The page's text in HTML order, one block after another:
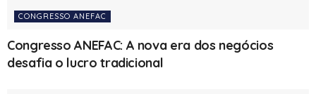
CONGRESSO ANEFAC
Congresso ANEFAC: A nova era dos negócios
desafia o lucro tradicional